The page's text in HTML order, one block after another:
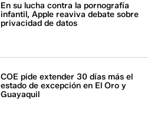
En su lucha contra la pornografía
infantil, Apple reaviva debate sobre
privacidad de datos
COE pide extender 30 días más el
estado de excepción en El Oro y
Guayaquil